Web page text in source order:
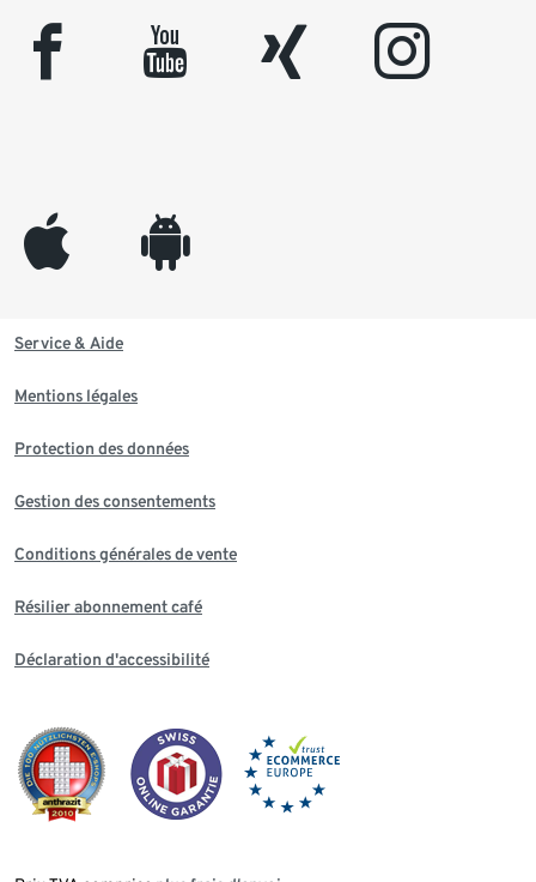
facebook youtube xing instagram
appleinc android
Service & Aide
Mentions légales
Protection des données
Gestion des consentements
Conditions générales de vente
Résilier abonnement café
Déclaration d'accessibilité